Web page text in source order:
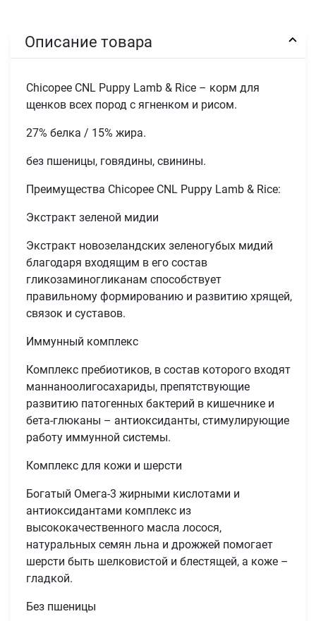
Описание товара
Chicopee CNL Puppy Lamb & Rice – корм для
щенков всех пород с ягненком и рисом.
27% белка / 15% жира.
без пшеницы, говядины, свинины.
Преимущества Chicopee CNL Puppy Lamb & Rice:
Экстракт зеленой мидии
Экстракт новозеландских зеленогубых мидий
благодаря входящим в его состав
гликозаминогликанам способствует
правильному формированию и развитию хрящей,
связок и суставов.
Иммунный комплекс
Комплекс пребиотиков, в состав которого входят
маннаноолигосахариды, препятствующие
развитию патогенных бактерий в кишечнике и
бета-глюканы – антиоксиданты, стимулирующие
работу иммунной системы.
Комплекс для кожи и шерсти
Богатый Омега-3 жирными кислотами и
антиоксидантами комплекс из
высококачественного масла лосося,
натуральных семян льна и дрожжей помогает
шерсти быть шелковистой и блестящей, а коже –
гладкой.
Без пшеницы